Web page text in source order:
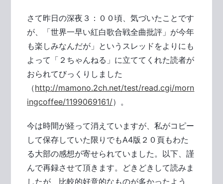
さて昨日の深夜３：００頃、気づいたことです
が、「世界一早い紅白歌合戦全曲批評」が今年
も楽しみなんだが」というスレッドをよりにも
よって「２ちゃんねる」に立ててくれた読者が
おられてびっくりしました
（http://mamono.2ch.net/test/read.cgi/morn
ingcoffee/1199069161/）。
今は時間が経って消えていますが、私がコピー
して保存していた限りでもA4版２０頁もわた
る大部の感想が寄せられていました。以下、謹
んで再録させて頂きます。どきどきして読みま
したが、比較的好意的なものが多かったよう